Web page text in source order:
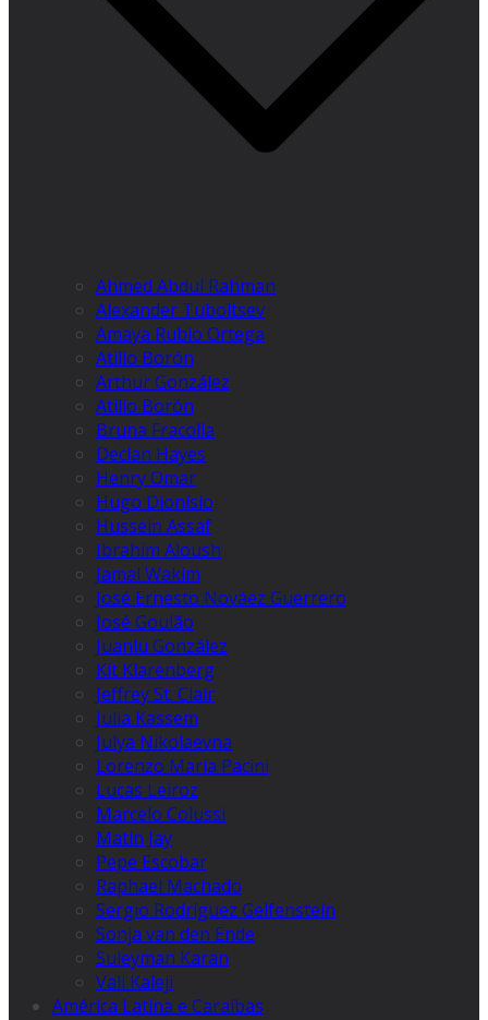
Ahmed Abdul Rahman
Alexander Tuboltsev
Amaya Rubio Ortega
Atilio Borón
Arthur González
Atilio Borón
Bruna Fracolla
Declan Hayes
Henry Omar
Hugo Dionísio
Hussein Assaf
Ibrahim Aloush
Jamal Wakim
José Ernesto Nováez Guerrero
José Goulão
Juanlu González
Kit Klarenberg
Jeffrey St. Clair
Julia Kassem
Julya Nikolaevna
Lorenzo Maria Pacini
Lucas Leiroz
Marcelo Colussi
Matin Jay
Pepe Escobar
Raphael Machado
Sergio Rodríguez Gelfenstein
Sonja van den Ende
Suleyman Karan
Vali Kaleji
América Latina e Caraíbas